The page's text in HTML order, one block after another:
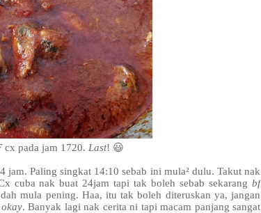
cx pada jam 1720. Last! 😃
jam. Paling singkat 14:10 sebab ini mula² dulu. Takut nak
cuba nak buat 24jam tapi tak boleh sebab sekarang bf
mula pening. Haa, itu tak boleh diteruskan ya, jangan
. Banyak lagi nak cerita ni tapi macam panjang sangat